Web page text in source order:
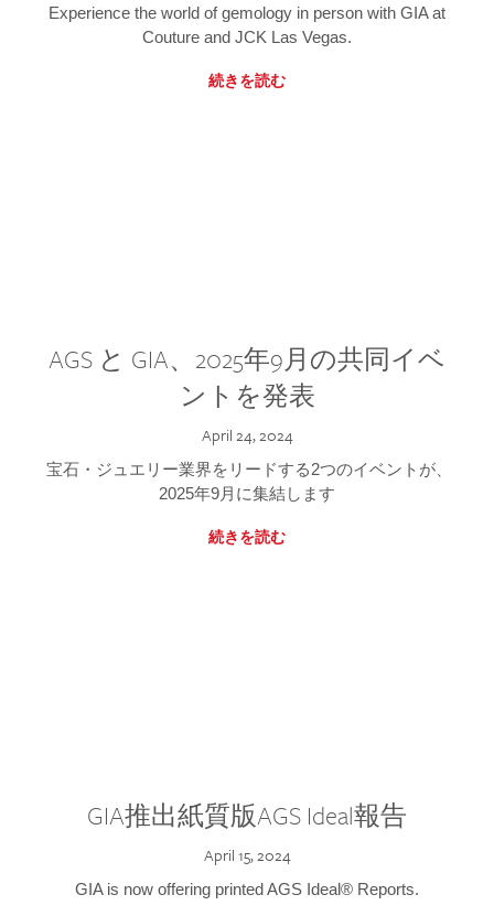
Experience the world of gemology in person with GIA at
Couture and JCK Las Vegas.
続きを読む
AGS と GIA、2025年9月の共同イベ
ントを発表
April 24, 2024
宝石・ジュエリー業界をリードする2つのイベントが、
2025年9月に集結します
続きを読む
GIA推出紙質版AGS Ideal報告
April 15, 2024
GIA is now offering printed AGS Ideal® Reports.